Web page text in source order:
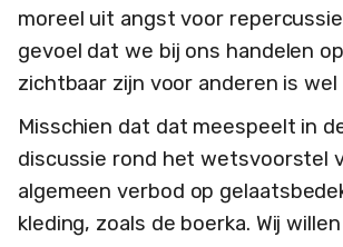
moreel uit angst voor
gevoel dat we bij ons handelen
zichtbaar zijn voor anderen is wel
Misschien dat dat meespeelt in
discussie rond het wetsvoorstel
algemeen verbod op
kleding, zoals de boerka. Wij